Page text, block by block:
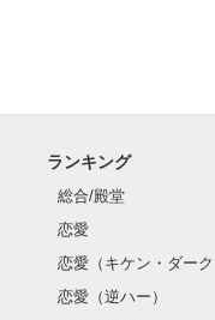
ランキング
総合/殿堂
恋愛
恋愛（キケン・ダーク
恋愛（逆ハー）